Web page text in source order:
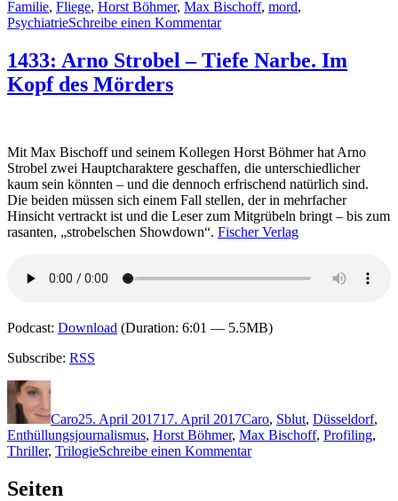
Familie, Fliege, Horst Böhmer, Max Bischoff, mord,
PsychiatrieSchreibe einen Kommentarzu
Arno
Strobel
1433: Arno Strobel – Tiefe Narbe. Im
Kopf des Mörders
Mit Max Bischoff und seinem Kollegen Horst Böhmer hat Arno
Strobel zwei Hauptcharaktere geschaffen, die unterschiedlicher
kaum sein könnten – und die dennoch erfrischend natürlich sind.
Die beiden müssen sich einem Fall stellen, der in mehrfacher
Hinsicht vertrackt ist und die Leser zum Mitgrübeln bringt – bis zum
rasanten, „strobelschen Showdown“. Fischer Verlag
Podcast: Download (Duration: 6:01 — 5.5MB)
Subscribe: RSS
Autor
Caro25. April 201717. April 2017Caro, Sblut, Düsseldorf,
Enthüllungsjournalismus, Horst Böhmer, Max Bischoff, Profiling,
Thriller, TrilogieSchreibe einen Kommentarzu
Seiten